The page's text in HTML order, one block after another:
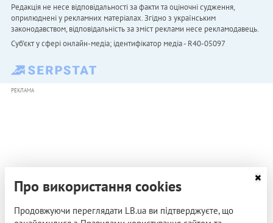
Редакція не несе відповідальності за факти та оціночні судження,
оприлюднені у рекламних матеріалах. Згідно з українським
законодавством, відповідальність за зміст реклами несе рекламодавець.
Cуб'єкт у сфері онлайн-медіа; ідентифікатор медіа - R40-05097
РЕКЛАМА
Про використання cookies
Продовжуючи переглядати LB.ua ви підтверджуєте, що